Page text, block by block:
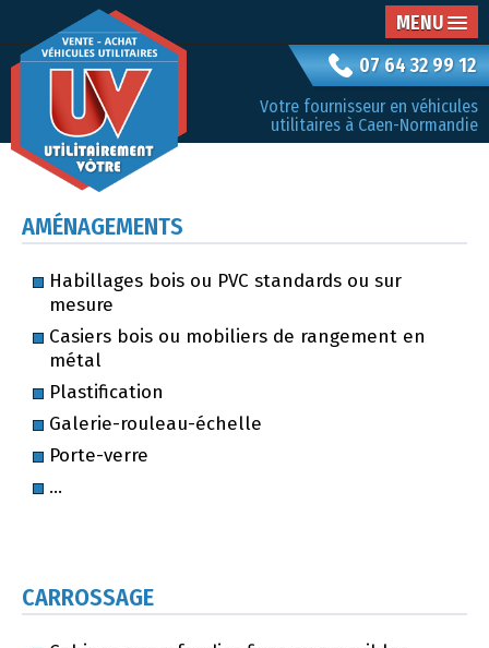
MENU
07 64 32 99 12
Votre fournisseur en véhicules
utilitaires à Caen-Normandie
AMÉNAGEMENTS
Habillages bois ou PVC standards ou sur
mesure
Casiers bois ou mobiliers de rangement en
métal
Plastification
Galerie-rouleau-échelle
Porte-verre
…
CARROSSAGE